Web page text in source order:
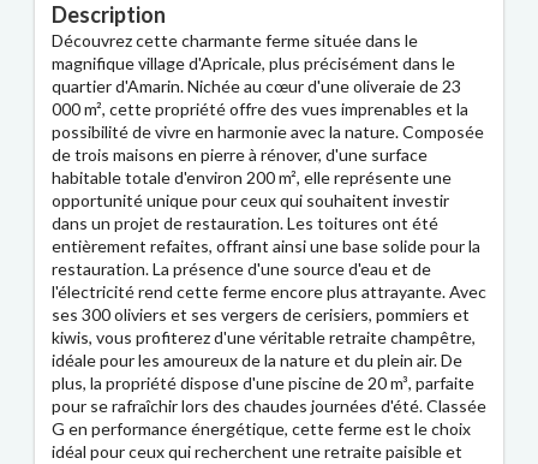
Description
Découvrez cette charmante ferme située dans le
magnifique village d'Apricale, plus précisément dans le
quartier d'Amarin. Nichée au cœur d'une oliveraie de 23
000 m², cette propriété offre des vues imprenables et la
possibilité de vivre en harmonie avec la nature. Composée
de trois maisons en pierre à rénover, d'une surface
habitable totale d'environ 200 m², elle représente une
opportunité unique pour ceux qui souhaitent investir
dans un projet de restauration. Les toitures ont été
entièrement refaites, offrant ainsi une base solide pour la
restauration. La présence d'une source d'eau et de
l'électricité rend cette ferme encore plus attrayante. Avec
ses 300 oliviers et ses vergers de cerisiers, pommiers et
kiwis, vous profiterez d'une véritable retraite champêtre,
idéale pour les amoureux de la nature et du plein air. De
plus, la propriété dispose d'une piscine de 20 m³, parfaite
pour se rafraîchir lors des chaudes journées d'été. Classée
G en performance énergétique, cette ferme est le choix
idéal pour ceux qui recherchent une retraite paisible et